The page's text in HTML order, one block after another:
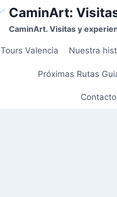
CaminArt:
CaminArt. Visitas y
Tours Valencia Nuestra
Próximas Rutas